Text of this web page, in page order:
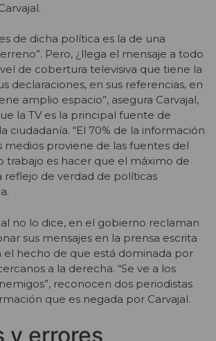
de dicha política es la de una
Pero, ¿llega el mensaje a todo
de cobertura televisiva que tiene la
declaraciones, en sus referencias, en
amplio espacio”, asegura Carvajal,
la TV es la principal fuente de
ciudadanía. “El 70% de la información
medios proviene de las fuentes del
trabajo es hacer que el máximo de
reflejo de verdad de políticas
no lo dice, en el gobierno reclaman
sus mensajes en la prensa escrita
el hecho de que está dominada por
a la derecha. “Se ve a los
reconocen dos periodistas
que es negada por Carvajal.
y errores